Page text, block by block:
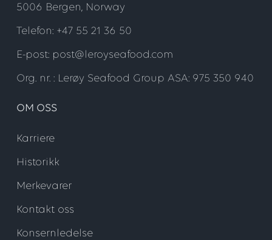
5006 Bergen, Norway
Telefon: +47 55 21 36 50
E-post: post@leroyseafood.com
Org. nr. : Lerøy Seafood Group ASA: 975 350 940
OM OSS
Karriere
Historikk
Merkevarer
Kontakt oss
Konsernledelse